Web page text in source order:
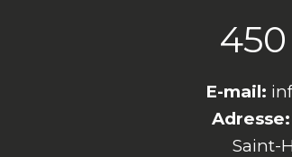
E-mail:
Adresse:
Saint-